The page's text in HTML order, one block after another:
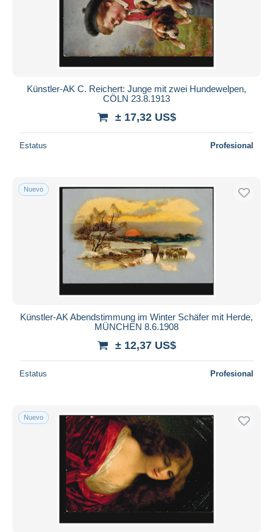
Künstler-AK C. Reichert: Junge mit zwei Hundewelpen,
CÖLN 23.8.1913
± 17,32 US$
Estatus Profesional
Nuevo
Künstler-AK Abendstimmung im Winter Schäfer mit Herde,
MÜNCHEN 8.6.1908
± 12,37 US$
Estatus Profesional
Nuevo